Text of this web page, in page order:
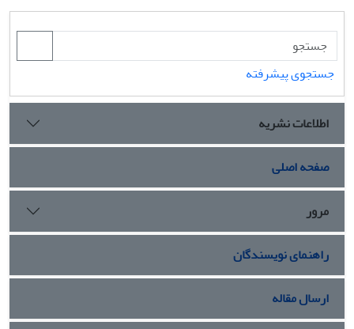
جستجوی پیشرفته
اطلاعات نشریه
صفحه اصلی
مرور
راهنمای نویسندگان
ارسال مقاله